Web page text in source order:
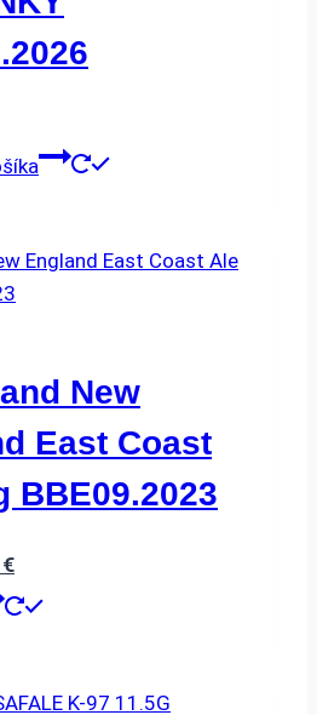
New
East Coast
BBE09.2023
€Aktuálna
cena